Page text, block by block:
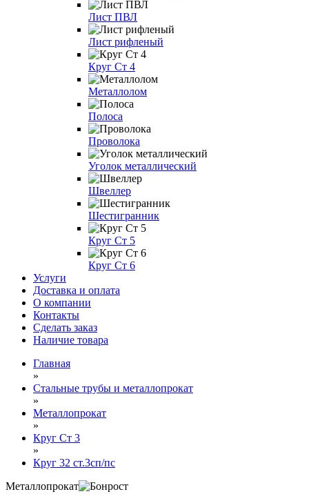
Лист ПВЛ
Лист рифленый
Круг Ст 4
Металлолом
Полоса
Проволока
Уголок металлический
Швеллер
Шестигранник
Круг Ст 5
Круг Ст 6
Услуги
Доставка и оплата
О компании
Контакты
Сделать заказ
Наличие товара
Главная
»
Стальные трубы и металлопрокат
»
Металлопрокат
»
Круг Ст 3
»
Круг 32 ст.3сп/пс
Металлопрокат